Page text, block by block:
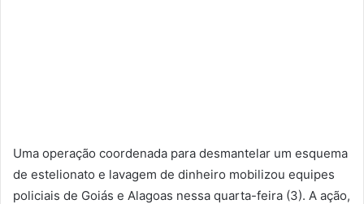
Uma operação coordenada para desmantelar um esquema
de estelionato e lavagem de dinheiro mobilizou equipes
policiais de Goiás e Alagoas nessa quarta-feira (3). A ação,